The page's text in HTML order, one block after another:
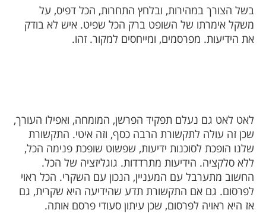
בשל הצורך במהירות, ובלחץ התחרות, הכל דפיס, על
משקל אימרתו של השופט ברק הכל שפיט. איש לא בודק
את הידיעות. מפרסמים, ומייחסים למקור. זהו.
לאט לאט גם נעלם תפקיד הפרשן, המומחה, ואפילו העורך,
שכן זה עולה לתקשורת הרבה כסף, וזה איטי. התקשורת
שלנו הופכת לסוכנות ידיעות, שפשוט שופכת פנימה הכל,
ללא סלקציה. הידיעות מתרדדות. גוגליזציה של הכל.
החשוב מתערבל עם המעניין, הנכון עם השקרי. הכל ראוי
לפרסום. גם אם התקשורת תדע שהידיעה היא שקרית, גם
אז היא ראויה לפרסום, שכן עיתון סעודי פרסם אותה.